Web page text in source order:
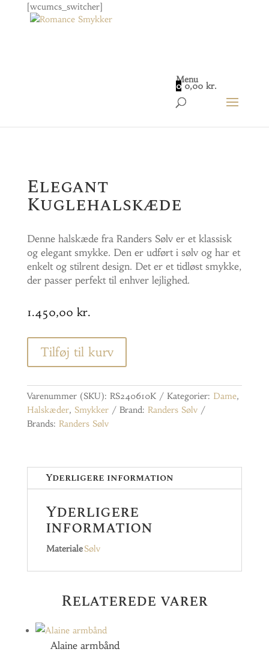
[wcumcs_switcher]
Menu
0 0,00kr.
/ Elegant Kuglehalskæde
Elegant
Kuglehalskæde
Denne halskæde fra Randers Sølv er et klassisk
og elegant smykke. Den er udført i sølv og har et
enkelt og stilrent design. Det er et tidløst smykke,
der passer perfekt til enhver lejlighed.
1.450,00 kr.
Tilføj til kurv
Varenummer (SKU): RS240610K Kategorier: Dame,
Halskæder, Smykker Brand: Randers Sølv
Brands: Randers Sølv
Yderligere information
Yderligere
information
MaterialeSølv
Relaterede varer
Alaine armbånd